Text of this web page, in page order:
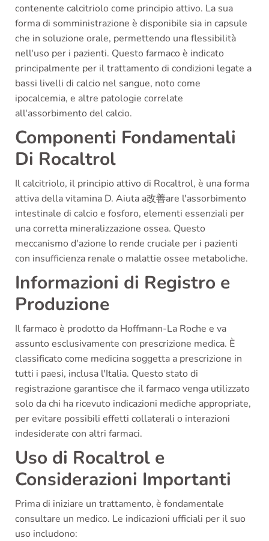
contenente calcitriolo come principio attivo. La sua
forma di somministrazione è disponibile sia in capsule
che in soluzione orale, permettendo una flessibilità
nell'uso per i pazienti. Questo farmaco è indicato
principalmente per il trattamento di condizioni legate a
bassi livelli di calcio nel sangue, noto come
ipocalcemia, e altre patologie correlate
all'assorbimento del calcio.
Componenti Fondamentali
Di Rocaltrol
Il calcitriolo, il principio attivo di Rocaltrol, è una forma
attiva della vitamina D. Aiuta a改善are l'assorbimento
intestinale di calcio e fosforo, elementi essenziali per
una corretta mineralizzazione ossea. Questo
meccanismo d'azione lo rende cruciale per i pazienti
con insufficienza renale o malattie ossee metaboliche.
Informazioni di Registro e
Produzione
Il farmaco è prodotto da Hoffmann-La Roche e va
assunto esclusivamente con prescrizione medica. È
classificato come medicina soggetta a prescrizione in
tutti i paesi, inclusa l'Italia. Questo stato di
registrazione garantisce che il farmaco venga utilizzato
solo da chi ha ricevuto indicazioni mediche appropriate,
per evitare possibili effetti collaterali o interazioni
indesiderate con altri farmaci.
Uso di Rocaltrol e
Considerazioni Importanti
Prima di iniziare un trattamento, è fondamentale
consultare un medico. Le indicazioni ufficiali per il suo
uso includono: